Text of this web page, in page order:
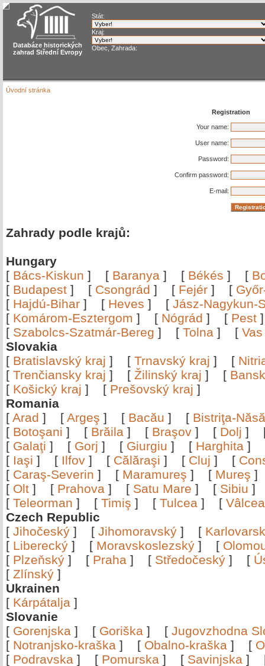
Databáze historických
zahrad Střední Evropy
Stát:
Kraj:
Obec, Zahrada:
Úvodní stránka
Registration
Your name:
User name:
Password:
Confirm password:
E-mail:
Zahrady podle krajů:
Hungary
[ Bács-Kiskun ] [ Baranya ] [ Békés ] [
[ Budapest ] [ Csongrád ] [ Fejér ] [
[ Hajdú-Bihar ] [ Heves ] [ Jász-Nagykun-
[ Komárom-Esztergom ] [ Nógrád ] [ Pest
[ Szabolcs-Szatmár-Bereg ] [ Tolna ] [ Vas
Slovakia
[ Bratislavský kraj ] [ Trnavský kraj ] [
[ Trenčiansky kraj ] [ Žilinský kraj ] [
[ Košický kraj ] [ Prešovský kraj ]
Romania
[ Arad ] [ Argeş ] [ Bacău ] [ Bistriţa-
[ Botoşani ] [ Brăila ] [ Braşov ] [ Dolj ]
[ Galaţi ] [ Gorj ] [ Giurgiu ] [ Harghita ]
[ Iaşi ] [ Ilfov ] [ Călăraşi ] [ Cluj ] [
[ Caraş-Severin ] [ Maramureş ] [ Mureş
[ Olt ] [ Prahova ] [ Satu Mare ] [ Sibiu
[ Teleorman ] [ Timiş ] [ Tulcea ] [
Czech Republic
[ Jihočeský ] [ Jihomoravský ] [
[ Liberecký ] [ Moravskoslezský ] [
[ Plzeňský ] [ Praha ] [ Středočeský ] [
[ Zlínský ]
Ukrainen
[ Kárpátalja ]
Slovanie
[ Gorenjska ] [ Goriška ] [ Jugovzhodna
[ Notranjsko-kraška ] [ Obalno-kraška ] [
[ Podravska ] [ Pomurska ] [ Savinjska ]